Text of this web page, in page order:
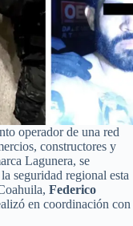
operador de una red
constructores y
Lagunera, se
seguridad regional esta
Federico
en coordinación con